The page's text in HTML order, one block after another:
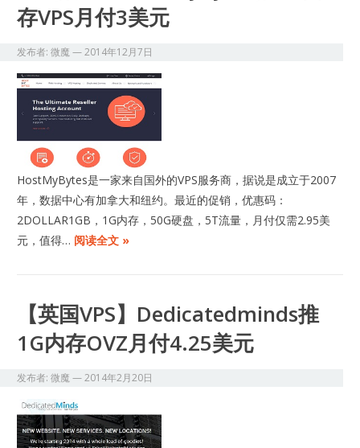
存VPS月付3美元
发布者:微魔—2014年12月7日
HostMyBytes是一家来自国外的VPS服务商，据说是成立于2007
年，数据中心有加拿大和纽约。最近的促销，优惠码：
2DOLLAR1GB，1G内存，50G硬盘，5T流量，月付仅需2.95美
元，值得… 阅读全文 »
【英国VPS】Dedicatedminds推
1G内存OVZ月付4.25美元
发布者:微魔—2014年2月20日